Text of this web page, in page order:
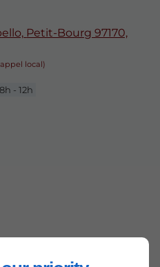
Petit-Bourg 97170,
- 12h